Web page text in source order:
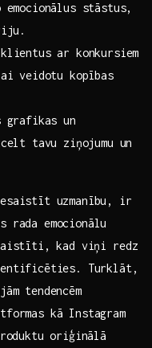
emocionālus stāstus,‌
ar konkursiem
veidotu kopības
grafikas un
tavu ziņojumu un
uzmanību, ir
rada emocionālu​
kad viņi redz
Turklāt,‍
tendencēm
kā Instagram
oriģinālā